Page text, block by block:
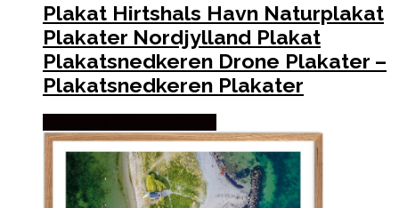
Plakat Hirtshals Havn Naturplakat
Plakater Nordjylland Plakat
Plakatsnedkeren Drone Plakater –
Plakatsnedkeren Plakater